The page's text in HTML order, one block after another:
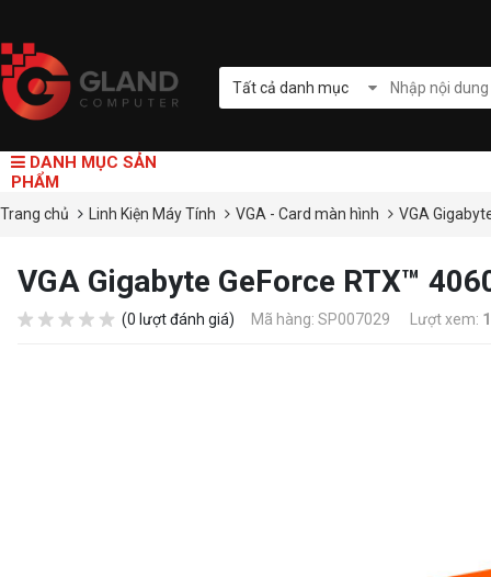
Tất cả danh mục
DANH MỤC SẢN
PHẨM
Trang chủ Linh Kiện Máy Tính VGA - Card màn hình VGA
VGA Gigabyte GeForce RTX™
(0 lượt đánh giá) Mã hàng: SP007029 Lượt xem: